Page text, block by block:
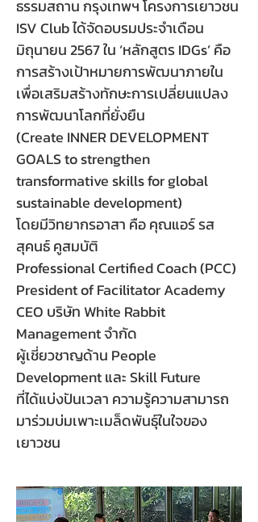
ธรรมสถาน กรุงเทพฯ โครงการเยาวชน
ISV Club ได้จัดอบรมประจำเดือน
มิถุนายน 2567 ใน ‘หลักสูตร IDGs’ คือ
การสร้างเป้าหมายการพัฒนาภายใน
เพื่อเสริมสร้างทักษะการเปลี่ยนแปลง
การพัฒนาโลกที่ยั่งยืน
(Create INNER DEVELOPMENT
GOALS to strengthen
transformative skills for global
sustainable development)
โดยมีวิทยากรอาสา คือ คุณแอร์ รส
สุคนธ์ คูสมบัติ
Professional Certified Coach (PCC)
President of Facilitator Academy
CEO บริษัท White Rabbit
Management จำกัด
ผู้เชี่ยวชาญด้าน People
Development และ Skill Future
ที่ได้แบ่งปันเวลา ความรู้ความสามารถ
มาร่วมบ่มเพาะเมล็ดพันธุ์ในใจของ
เยาวชน